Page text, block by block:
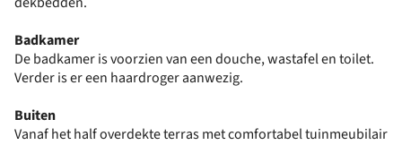
Badkamer
De badkamer is voorzien van een douche, wastafel en toilet.
Verder is er een haardroger aanwezig.
Buiten
Vanaf het half overdekte terras met comfortabel tuinmeubilair